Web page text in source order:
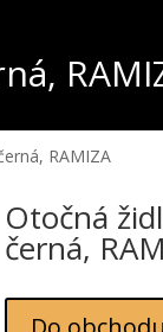
RAMIZA
Otočná
černá,